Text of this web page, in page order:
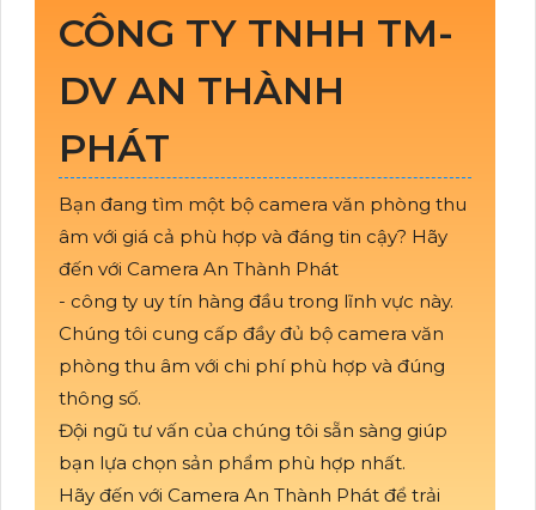
CÔNG TY TNHH TM-
DV AN THÀNH
PHÁT
Bạn đang tìm một bộ camera văn phòng thu
âm với giá cả phù hợp và đáng tin cậy? Hãy
đến với Camera An Thành Phát
- công ty uy tín hàng đầu trong lĩnh vực này.
Chúng tôi cung cấp đầy đủ bộ camera văn
phòng thu âm với chi phí phù hợp và đúng
thông số.
Đội ngũ tư vấn của chúng tôi sẵn sàng giúp
bạn lựa chọn sản phẩm phù hợp nhất.
Hãy đến với Camera An Thành Phát để trải